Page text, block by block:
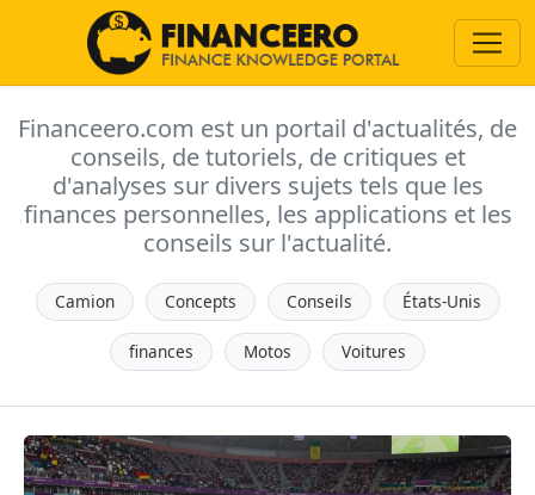
Financeero.com est un portail d'actualités, de
conseils, de tutoriels, de critiques et
d'analyses sur divers sujets tels que les
finances personnelles, les applications et les
conseils sur l'actualité.
Camion Concepts Conseils États-Unis
finances Motos Voitures